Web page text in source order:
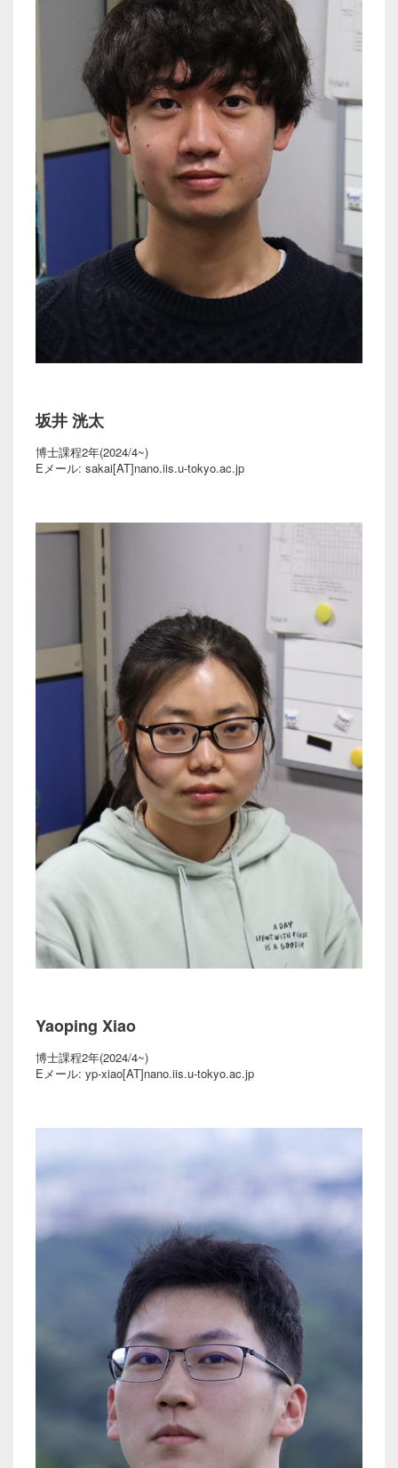
坂井 洸太
博士課程2年(2024/4~)
Eメール: sakai[AT]nano.iis.u-tokyo.ac.jp
Yaoping Xiao
博士課程2年(2024/4~)
Eメール: yp-xiao[AT]nano.iis.u-tokyo.ac.jp